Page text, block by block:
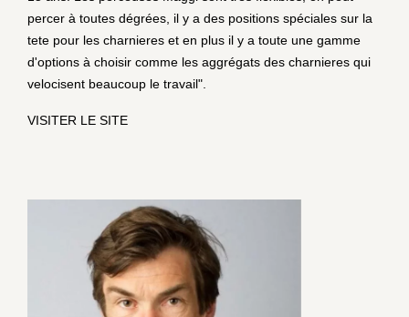
percer à toutes dégrées, il y a des positions spéciales sur la
tete pour les charnieres et en plus il y a toute une gamme
d'options à choisir comme les aggrégats des charnieres qui
velocisent beaucoup le travail".
VISITER LE SITE